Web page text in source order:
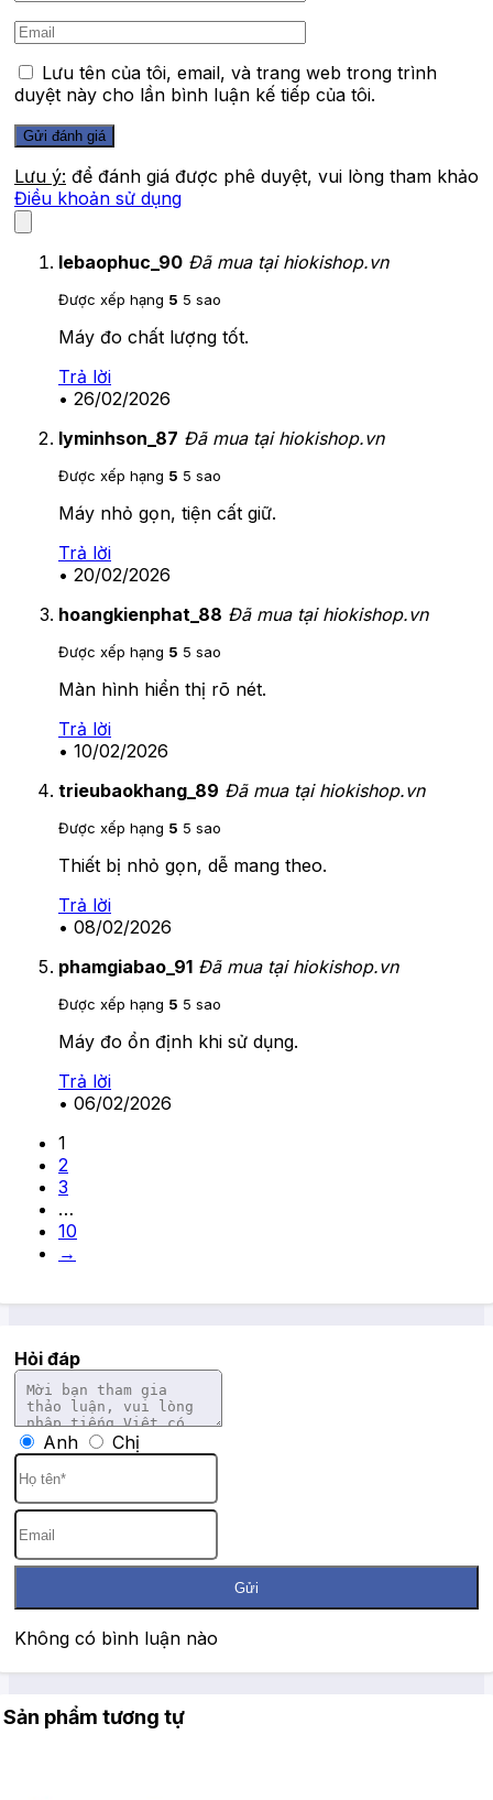
Lưu tên của tôi, email, và trang web trong trình
duyệt này cho lần bình luận kế tiếp của tôi.
Lưu ý: để đánh giá được phê duyệt, vui lòng tham khảo
Điều khoản sử dụng
lebaophuc_90 Đã mua tại hiokishop.vn
Được xếp hạng 5 5 sao
Máy đo chất lượng tốt.
Trả lời
• 26/02/2026
lyminhson_87 Đã mua tại hiokishop.vn
Được xếp hạng 5 5 sao
Máy nhỏ gọn, tiện cất giữ.
Trả lời
• 20/02/2026
hoangkienphat_88 Đã mua tại hiokishop.vn
Được xếp hạng 5 5 sao
Màn hình hiển thị rõ nét.
Trả lời
• 10/02/2026
trieubaokhang_89 Đã mua tại hiokishop.vn
Được xếp hạng 5 5 sao
Thiết bị nhỏ gọn, dễ mang theo.
Trả lời
• 08/02/2026
phamgiabao_91 Đã mua tại hiokishop.vn
Được xếp hạng 5 5 sao
Máy đo ổn định khi sử dụng.
Trả lời
• 06/02/2026
1
2
3
…
10
→
Hỏi đáp
Anh Chị
Gửi
Không có bình luận nào
Sản phẩm tương tự